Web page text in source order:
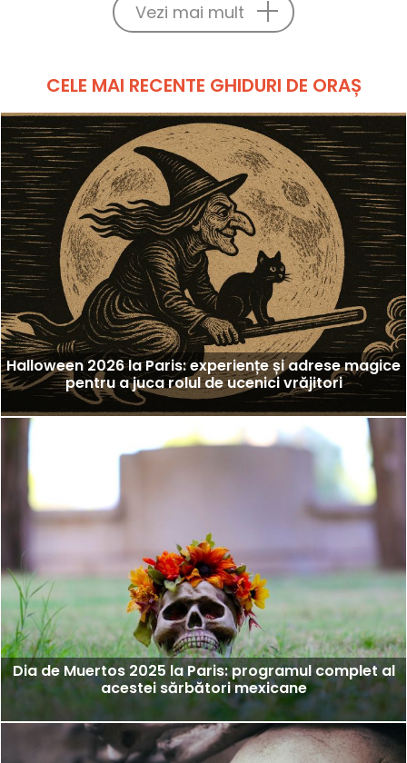
Vezi mai mult
CELE MAI RECENTE GHIDURI DE ORAȘ
Halloween 2026 la Paris: experiențe și adrese magice
pentru a juca rolul de ucenici vrăjitori
Dia de Muertos 2025 la Paris: programul complet al
acestei sărbători mexicane